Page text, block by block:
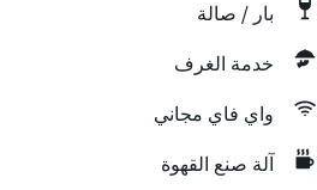
بار / صالة
خدمة الغرف
واي فاي مجاني
آلة صنع القهوة